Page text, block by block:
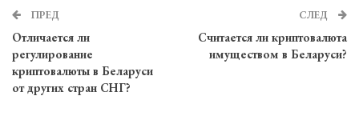
ПРЕД
Отличается ли
регулирование
криптовалюты в Беларуси
от других стран СНГ?
СЛЕД
Считается ли криптовалюта
имуществом в Беларуси?